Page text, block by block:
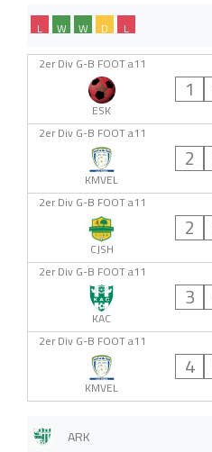
L
D
W
W
L
2er Div G-B FOOT a11
ESK
1
2er Div G-B FOOT a11
KMVEL
2
2er Div G-B FOOT a11
CJSH
2
2er Div G-B FOOT a11
KAC
3
2er Div G-B FOOT a11
KMVEL
4
ARK